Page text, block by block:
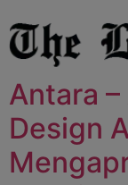
Antara
Design